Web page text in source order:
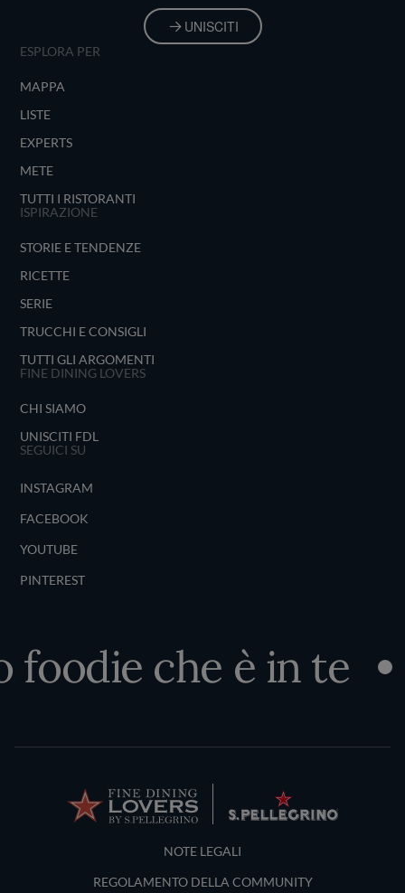
UNISCITI
ESPLORA PER
MAPPA
LISTE
EXPERTS
METE
TUTTI I RISTORANTI
ISPIRAZIONE
STORIE E TENDENZE
RICETTE
SERIE
TRUCCHI E CONSIGLI
TUTTI GLI ARGOMENTI
FINE DINING LOVERS
CHI SIAMO
UNISCITI FDL
SEGUICI SU
INSTAGRAM
FACEBOOK
YOUTUBE
PINTEREST
che è in te
Terms and Conditions
NOTE LEGALI
REGOLAMENTO DELLA COMMUNITY